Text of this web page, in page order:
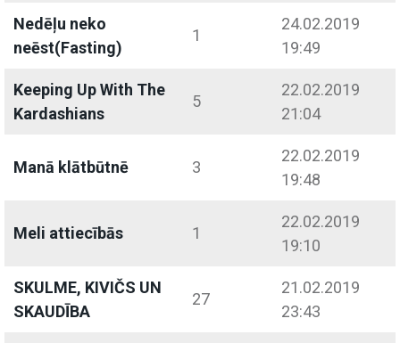
Nedēļu neko
neēst(Fasting)
1
24.02.2019
19:49
Keeping Up With The
Kardashians
5
22.02.2019
21:04
Manā klātbūtnē 3
22.02.2019
19:48
Meli attiecībās 1
22.02.2019
19:10
SKULME, KIVIČS UN
SKAUDĪBA
27
21.02.2019
23:43